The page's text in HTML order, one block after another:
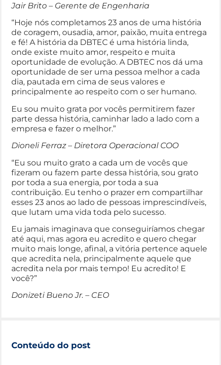
Jair Brito – Gerente de Engenharia
“Hoje nós completamos 23 anos de uma história
de coragem, ousadia, amor, paixão, muita entrega
e fé! A história da DBTEC é uma história linda,
onde existe muito amor, respeito e muita
oportunidade de evolução. A DBTEC nos dá uma
oportunidade de ser uma pessoa melhor a cada
dia, pautada em cima de seus valores e
principalmente ao respeito com o ser humano.
Eu sou muito grata por vocês permitirem fazer
parte dessa história, caminhar lado a lado com a
empresa e fazer o melhor.”
Dioneli Ferraz – Diretora Operacional COO
“Eu sou muito grato a cada um de vocês que
fizeram ou fazem parte dessa história, sou grato
por toda a sua energia, por toda a sua
contribuição. Eu tenho o prazer em compartilhar
esses 23 anos ao lado de pessoas imprescindíveis,
que lutam uma vida toda pelo sucesso.
Eu jamais imaginava que conseguiríamos chegar
até aqui, mas agora eu acredito e quero chegar
muito mais longe, afinal, a vitória pertence aquele
que acredita nela, principalmente aquele que
acredita nela por mais tempo! Eu acredito! E
você?”
Donizeti Bueno Jr. – CEO
Conteúdo do post